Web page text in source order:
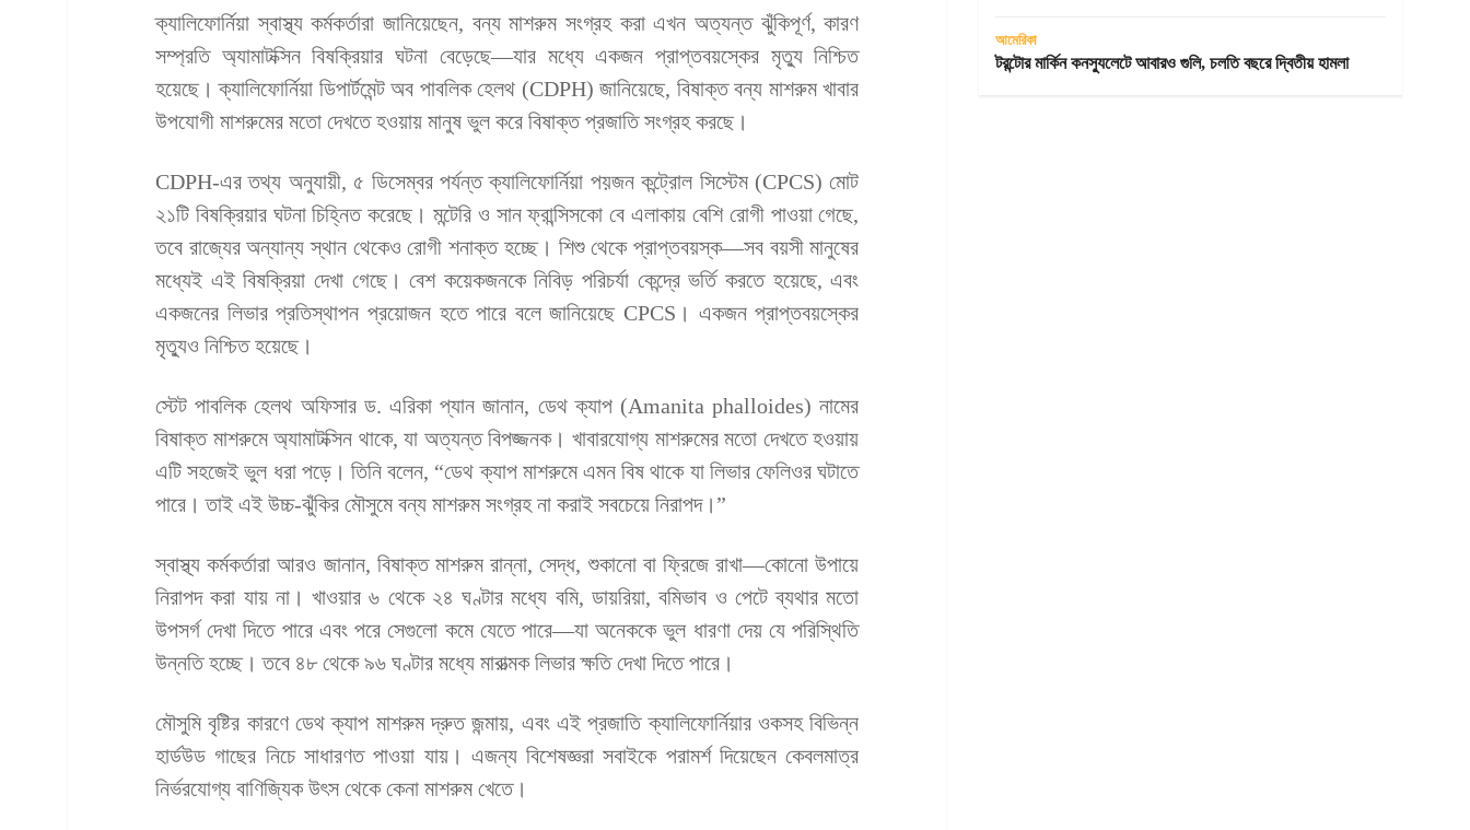
ক্যালিফোর্নিয়া স্বাস্থ্য কর্মকর্তারা জানিয়েছেন, বন্য মাশরুম সংগ্রহ করা এখন অত্যন্ত ঝুঁকিপূর্ণ, কারণ
সম্প্রতি অ্যামাটক্সিন বিষক্রিয়ার ঘটনা বেড়েছে—যার মধ্যে একজন প্রাপ্তবয়স্কের মৃত্যু নিশ্চিত
হয়েছে। ক্যালিফোর্নিয়া ডিপার্টমেন্ট অব পাবলিক হেলথ (CDPH) জানিয়েছে, বিষাক্ত বন্য মাশরুম খাবার
উপযোগী মাশরুমের মতো দেখতে হওয়ায় মানুষ ভুল করে বিষাক্ত প্রজাতি সংগ্রহ করছে।
CDPH-এর তথ্য অনুযায়ী, ৫ ডিসেম্বর পর্যন্ত ক্যালিফোর্নিয়া পয়জন কন্ট্রোল সিস্টেম (CPCS) মোট
২১টি বিষক্রিয়ার ঘটনা চিহ্নিত করেছে। মন্টেরি ও সান ফ্রান্সিসকো বে এলাকায় বেশি রোগী পাওয়া গেছে,
তবে রাজ্যের অন্যান্য স্থান থেকেও রোগী শনাক্ত হচ্ছে। শিশু থেকে প্রাপ্তবয়স্ক—সব বয়সী মানুষের
মধ্যেই এই বিষক্রিয়া দেখা গেছে। বেশ কয়েকজনকে নিবিড় পরিচর্যা কেন্দ্রে ভর্তি করতে হয়েছে, এবং
একজনের লিভার প্রতিস্থাপন প্রয়োজন হতে পারে বলে জানিয়েছে CPCS। একজন প্রাপ্তবয়স্কের
মৃত্যুও নিশ্চিত হয়েছে।
স্টেট পাবলিক হেলথ অফিসার ড. এরিকা প্যান জানান, ডেথ ক্যাপ (Amanita phalloides) নামের
বিষাক্ত মাশরুমে অ্যামাটক্সিন থাকে, যা অত্যন্ত বিপজ্জনক। খাবারযোগ্য মাশরুমের মতো দেখতে হওয়ায়
এটি সহজেই ভুল ধরা পড়ে। তিনি বলেন, “ডেথ ক্যাপ মাশরুমে এমন বিষ থাকে যা লিভার ফেলিওর ঘটাতে
পারে। তাই এই উচ্চ-ঝুঁকির মৌসুমে বন্য মাশরুম সংগ্রহ না করাই সবচেয়ে নিরাপদ।”
স্বাস্থ্য কর্মকর্তারা আরও জানান, বিষাক্ত মাশরুম রান্না, সেদ্ধ, শুকানো বা ফ্রিজে রাখা—কোনো উপায়ে
নিরাপদ করা যায় না। খাওয়ার ৬ থেকে ২৪ ঘণ্টার মধ্যে বমি, ডায়রিয়া, বমিভাব ও পেটে ব্যথার মতো
উপসর্গ দেখা দিতে পারে এবং পরে সেগুলো কমে যেতে পারে—যা অনেককে ভুল ধারণা দেয় যে পরিস্থিতি
উন্নতি হচ্ছে। তবে ৪৮ থেকে ৯৬ ঘণ্টার মধ্যে মারাত্মক লিভার ক্ষতি দেখা দিতে পারে।
মৌসুমি বৃষ্টির কারণে ডেথ ক্যাপ মাশরুম দ্রুত জন্মায়, এবং এই প্রজাতি ক্যালিফোর্নিয়ার ওকসহ বিভিন্ন
হার্ডউড গাছের নিচে সাধারণত পাওয়া যায়। এজন্য বিশেষজ্ঞরা সবাইকে পরামর্শ দিয়েছেন কেবলমাত্র
নির্ভরযোগ্য বাণিজ্যিক উৎস থেকে কেনা মাশরুম খেতে।
আমেরিকা
টরন্টোর মার্কিন কনস্যুলেটে আবারও গুলি, চলতি বছরে দ্বিতীয় হামলা